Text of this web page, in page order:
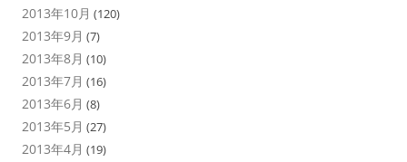
2013年10月 (120)
2013年9月 (7)
2013年8月 (10)
2013年7月 (16)
2013年6月 (8)
2013年5月 (27)
2013年4月 (19)